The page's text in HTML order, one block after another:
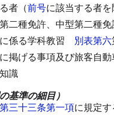
者（前号に該当する者
二種免許、中型第二種
係る学科教習
別表第六
掲げる事項及び旅客自
識
基準の細目）
三十三条第一項に規定